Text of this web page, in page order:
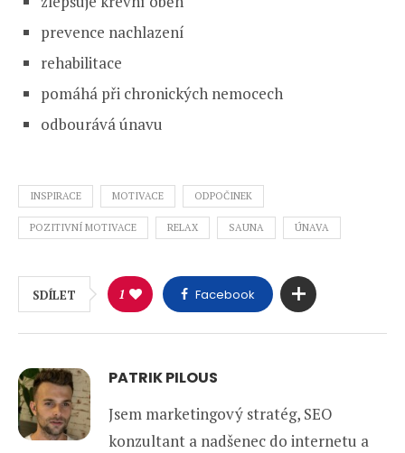
prevence nachlazení
rehabilitace
pomáhá při chronických nemocech
odbourává únavu
INSPIRACE MOTIVACE ODPOČINEK
POZITIVNÍ MOTIVACE RELAX SAUNA ÚNAVA
SDÍLET 1 Facebook
PATRIK PILOUS
Jsem marketingový stratég, SEO
konzultant a nadšenec do internetu a